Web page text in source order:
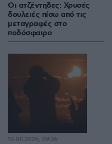
Οι ατζέντηδες: Χρυσές
δουλειές πίσω από τις
μεταγραφές στο
ποδόσφαιρο
10.08.2026, 09:36